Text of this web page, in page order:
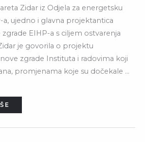
Zidar iz Odjela za energetsku
ujedno i glavna projektantica
EIHP-a s ciljem ostvarenja
je govorila o projektu
zgrade Instituta i radovima koji
promjenama koje su dočekale …